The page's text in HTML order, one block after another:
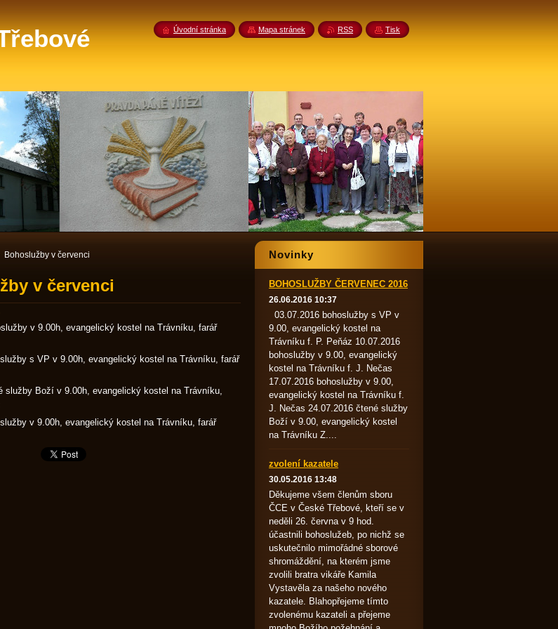
Bohoslužby v červenci
v červenci
v 9.00h, evangelický kostel na Trávníku, farář
s VP v 9.00h, evangelický kostel na Trávníku, farář
služby Boží v 9.00h, evangelický kostel na Trávníku,
v 9.00h, evangelický kostel na Trávníku, farář
Novinky
BOHOSLUŽBY ČERVENEC 2016
26.06.2016 10:37
03.07.2016 bohoslužby s VP v
9.00, evangelický kostel na
Trávníku f. P. Peňáz 10.07.2016
bohoslužby v 9.00, evangelický
kostel na Trávníku f. J. Nečas
17.07.2016 bohoslužby v 9.00,
evangelický kostel na Trávníku f.
J. Nečas 24.07.2016 čtené služby
Boží v 9.00, evangelický kostel
na Trávníku Z....
zvolení kazatele
30.05.2016 13:48
Děkujeme všem členům sboru
ČCE v České Třebové, kteří se v
neděli 26. června v 9 hod.
účastnili bohoslužeb, po nichž se
uskutečnilo mimořádné sborové
shromáždění, na kterém jsme
zvolili bratra vikáře Kamila
Vystavěla za našeho nového
kazatele. Blahopřejeme tímto
zvolenému kazateli a přejeme
Úvodní stránka Mapa stránek RSS Tisk